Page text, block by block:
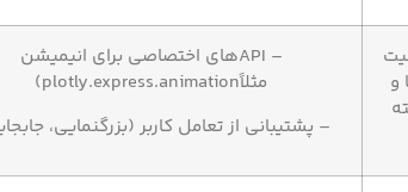
و
– APIهای اختصاصی برای انیمیشن
مثلاًplotly.express.animation)
– پشتیبانی از تعامل کاربر (بزرگنمایی،